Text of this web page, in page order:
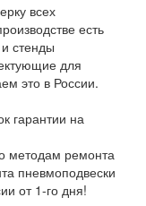
всех
есть
стенды
для
это в России.
гарантии на
методам ремонта
пневмоподвески
от 1-го дня!